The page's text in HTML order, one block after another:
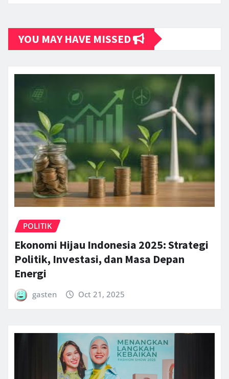
YOU MAY HAVE MISSED
POLITIK
Ekonomi Hijau Indonesia 2025: Strategi
Politik, Investasi, dan Masa Depan
Energi
gasten Oct 21, 2025